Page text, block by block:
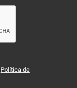
Política de